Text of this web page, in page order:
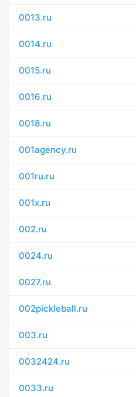
0013.ru
0014.ru
0015.ru
0016.ru
0018.ru
001agency.ru
001ru.ru
001x.ru
002.ru
0024.ru
0027.ru
002pickleball.ru
003.ru
0032424.ru
0033.ru